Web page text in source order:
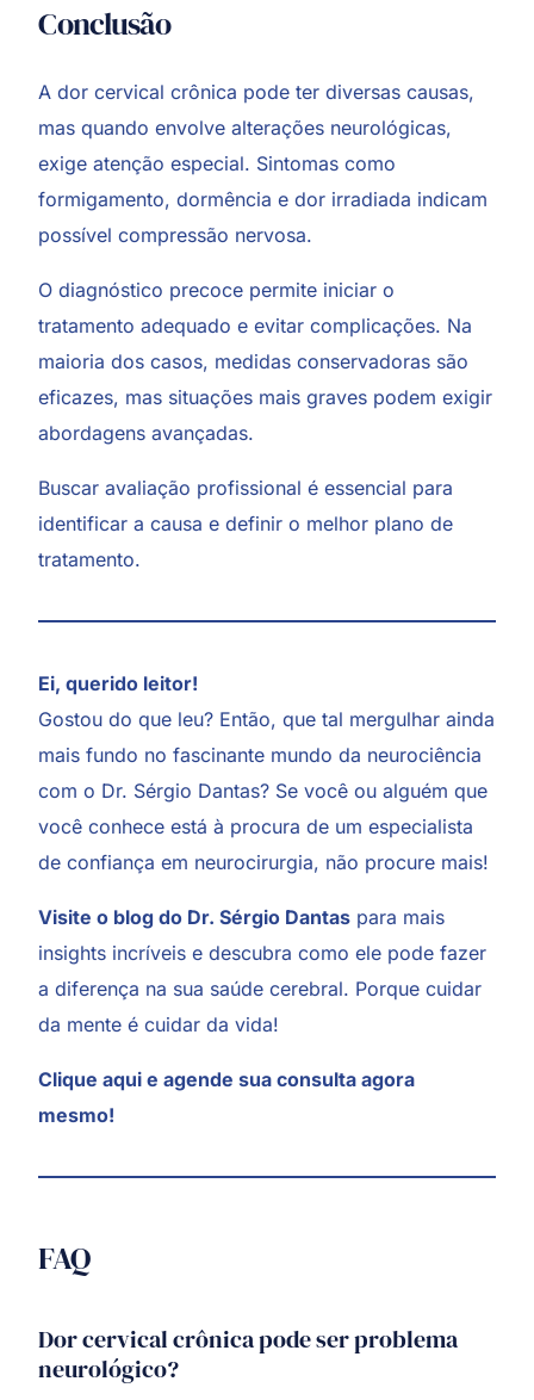
Conclusão
A dor cervical crônica pode ter diversas causas,
mas quando envolve alterações neurológicas,
exige atenção especial. Sintomas como
formigamento, dormência e dor irradiada indicam
possível compressão nervosa.
O diagnóstico precoce permite iniciar o
tratamento adequado e evitar complicações. Na
maioria dos casos, medidas conservadoras são
eficazes, mas situações mais graves podem exigir
abordagens avançadas.
Buscar avaliação profissional é essencial para
identificar a causa e definir o melhor plano de
tratamento.
Ei, querido leitor!
Gostou do que leu? Então, que tal mergulhar ainda
mais fundo no fascinante mundo da neurociência
com o Dr. Sérgio Dantas? Se você ou alguém que
você conhece está à procura de um especialista
de confiança em neurocirurgia, não procure mais!
Visite o blog do Dr. Sérgio Dantas para mais
insights incríveis e descubra como ele pode fazer
a diferença na sua saúde cerebral. Porque cuidar
da mente é cuidar da vida!
Clique aqui e agende sua consulta agora
mesmo!
FAQ
Dor cervical crônica pode ser problema
neurológico?